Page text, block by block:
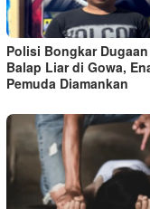
Polisi Bongkar
Balap Liar di Gowa,
Pemuda Diamankan